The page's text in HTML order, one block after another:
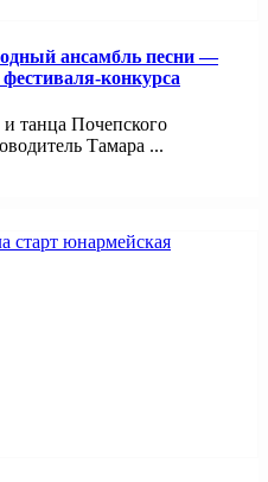
ансамбль песни —
конкурса
танца Почепского
Тамара ...